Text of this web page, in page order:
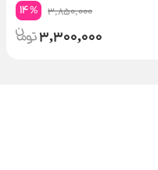
3,850,000
14%
3,300,000